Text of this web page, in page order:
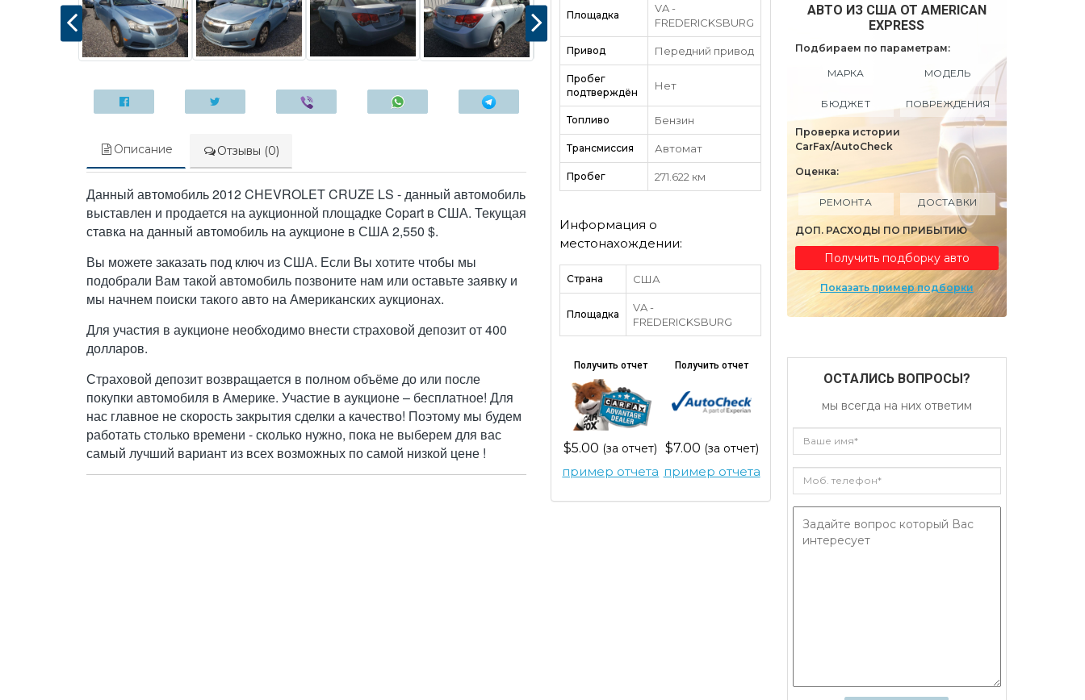
Описание Отзывы (0)
Данный автомобиль 2012 CHEVROLET CRUZE LS - данный автомобиль
выставлен и продается на аукционной площадке Copart в США. Текущая
ставка на данный автомобиль на аукционе в США 2,550 $.
Вы можете заказать под ключ из США. Если Вы хотите чтобы мы
подобрали Вам такой автомобиль позвоните нам или оставьте заявку и
мы начнем поиски такого авто на Американских аукционах.
Для участия в аукционе необходимо внести страховой депозит от 400
долларов.
Страховой депозит возвращается в полном объёме до или после
покупки автомобиля в Америке. Участие в аукционе – бесплатное! Для
нас главное не скорость закрытия сделки а качество! Поэтому мы будем
работать столько времени - сколько нужно, пока не выберем для вас
самый лучший вариант из всех возможных по самой низкой цене !
Площадка
VA -
FREDERICKSBURG
Привод Передний привод
Пробег
подтверждён
Нет
Топливо Бензин
Трансмиссия Автомат
Пробег 271.622 км
Информация о
местонахождении:
Страна США
Площадка
VA -
FREDERICKSBURG
Получить отчет
$5.00 (за отчет)
пример отчета
Получить отчет
$7.00 (за отчет)
пример отчета
АВТО ИЗ США ОТ AMERICAN
EXPRESS
Подбираем по параметрам:
МАРКА МОДЕЛЬ
БЮДЖЕТ ПОВРЕЖДЕНИЯ
Проверка истории
CarFax/AutoCheck
Оценка:
РЕМОНТА ДОСТАВКИ
ДОП. РАСХОДЫ ПО ПРИБЫТИЮ
Получить подборку авто
Показать пример подборки
ОСТАЛИСЬ ВОПРОСЫ?
мы всегда на них ответим